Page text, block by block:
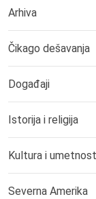
Arhiva
Čikago dešavanja
Događaji
Istorija i religija
Kultura i umetnost
Severna Amerika